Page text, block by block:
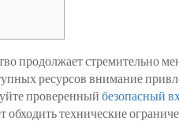
продолжает стремительно
ресурсов внимание
проверенный безопасный
обходить технические